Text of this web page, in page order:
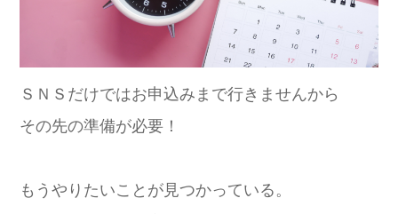
ＳＮＳだけではお申込みまで行きませんから
その先の準備が必要！
もうやりたいことが見つかっている。